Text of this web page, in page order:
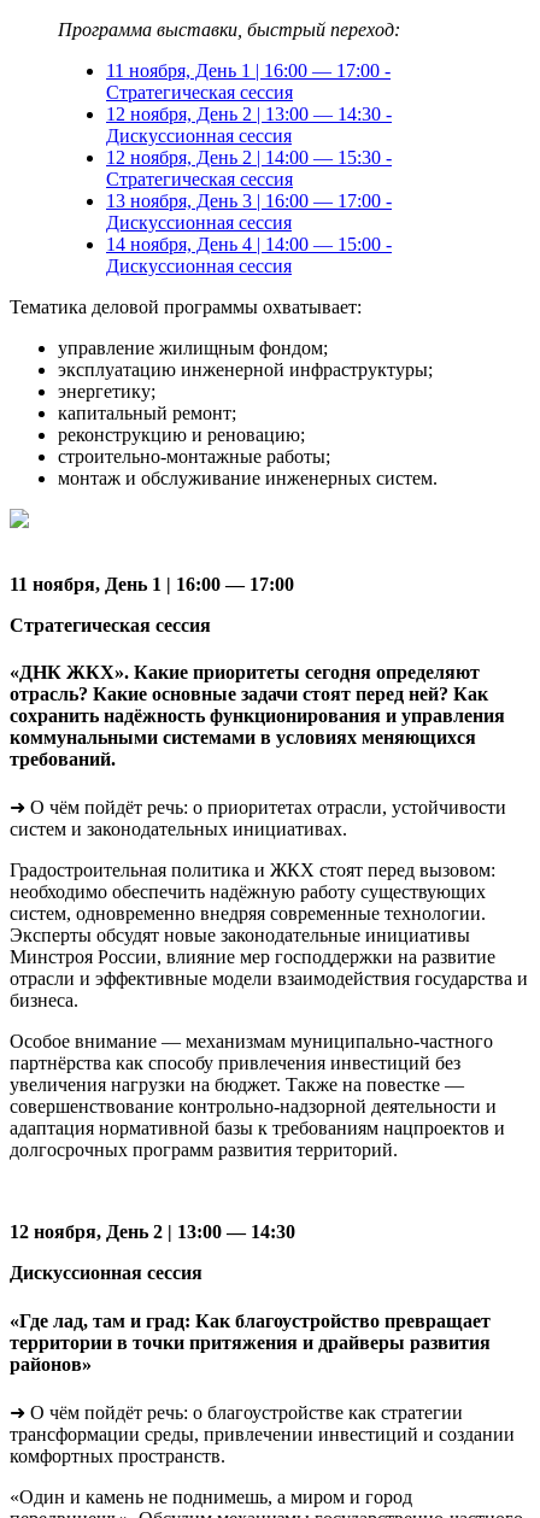
Программа выставки, быстрый переход:
11 ноября, День 1 | 16:00 — 17:00 -
Стратегическая сессия
12 ноября, День 2 | 13:00 — 14:30 -
Дискуссионная сессия
12 ноября, День 2 | 14:00 — 15:30 -
Стратегическая сессия
13 ноября, День 3 | 16:00 — 17:00 -
Дискуссионная сессия
14 ноября, День 4 | 14:00 — 15:00 -
Дискуссионная сессия
Тематика деловой программы охватывает:
управление жилищным фондом;
эксплуатацию инженерной инфраструктуры;
энергетику;
капитальный ремонт;
реконструкцию и реновацию;
строительно-монтажные работы;
монтаж и обслуживание инженерных систем.
11 ноября, День 1 | 16:00 — 17:00
Стратегическая сессия
«ДНК ЖКХ». Какие приоритеты сегодня определяют
отрасль? Какие основные задачи стоят перед ней? Как
сохранить надёжность функционирования и управления
коммунальными системами в условиях меняющихся
требований.
➜ О чём пойдёт речь: о приоритетах отрасли, устойчивости
систем и законодательных инициативах.
Градостроительная политика и ЖКХ стоят перед вызовом:
необходимо обеспечить надёжную работу существующих
систем, одновременно внедряя современные технологии.
Эксперты обсудят новые законодательные инициативы
Минстроя России, влияние мер господдержки на развитие
отрасли и эффективные модели взаимодействия государства и
бизнеса.
Особое внимание — механизмам муниципально-частного
партнёрства как способу привлечения инвестиций без
увеличения нагрузки на бюджет. Также на повестке —
совершенствование контрольно-надзорной деятельности и
адаптация нормативной базы к требованиям нацпроектов и
долгосрочных программ развития территорий.
12 ноября, День 2 | 13:00 — 14:30
Дискуссионная сессия
«Где лад, там и град: Как благоустройство превращает
территории в точки притяжения и драйверы развития
районов»
➜ О чём пойдёт речь: о благоустройстве как стратегии
трансформации среды, привлечении инвестиций и создании
комфортных пространств.
«Один и камень не поднимешь, а миром и город